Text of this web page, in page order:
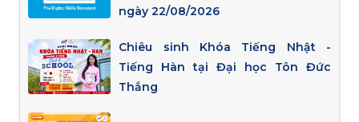
ngày 22/08/2026
Chiêu sinh Khóa Tiếng Nhật -
Tiếng Hàn tại Đại học Tôn Đức
Thắng